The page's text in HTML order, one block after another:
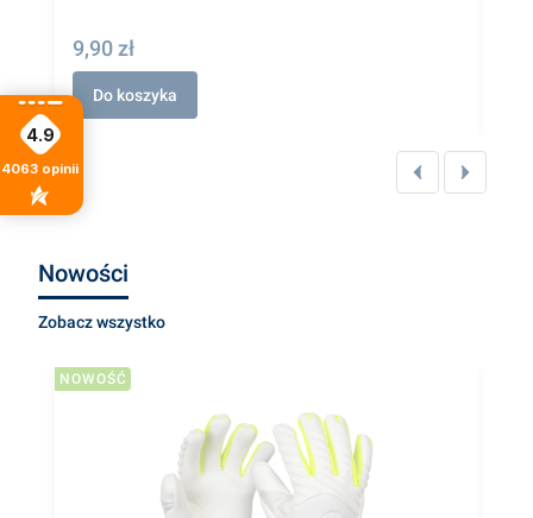
9,90 zł
Do koszyka
Nowości
Zobacz wszystko
NOWOŚĆ
4.9
4063 opinii